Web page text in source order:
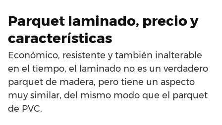
Parquet laminado, precio y
características
Económico, resistente y también inalterable
en el tiempo, el laminado no es un verdadero
parquet de madera, pero tiene un aspecto
muy similar, del mismo modo que el parquet
de PVC.